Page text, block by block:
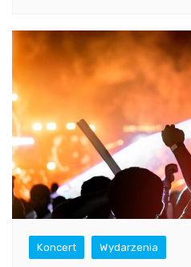
Koncert Wydarzenia